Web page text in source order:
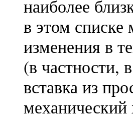
наиболее
в этом списке
изменения в
(в частности,
вставка из
механический